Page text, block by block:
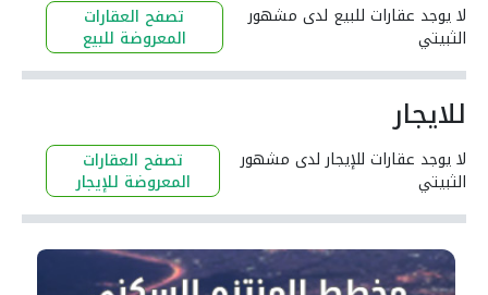
لا يوجد عقارات للبيع لدى مشهور
الثبيتي
تصفح العقارات
المعروضة للبيع
للايجار
لا يوجد عقارات للإيجار لدى مشهور
الثبيتي
تصفح العقارات
المعروضة للإيجار